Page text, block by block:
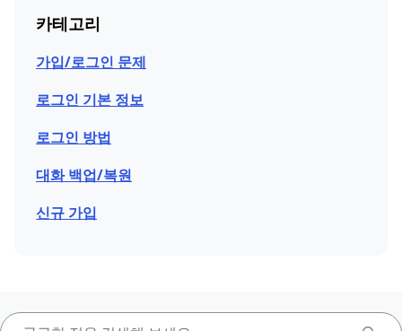
카테고리
가입/로그인 문제
로그인 기본 정보
로그인 방법
대화 백업/복원
신규 가입